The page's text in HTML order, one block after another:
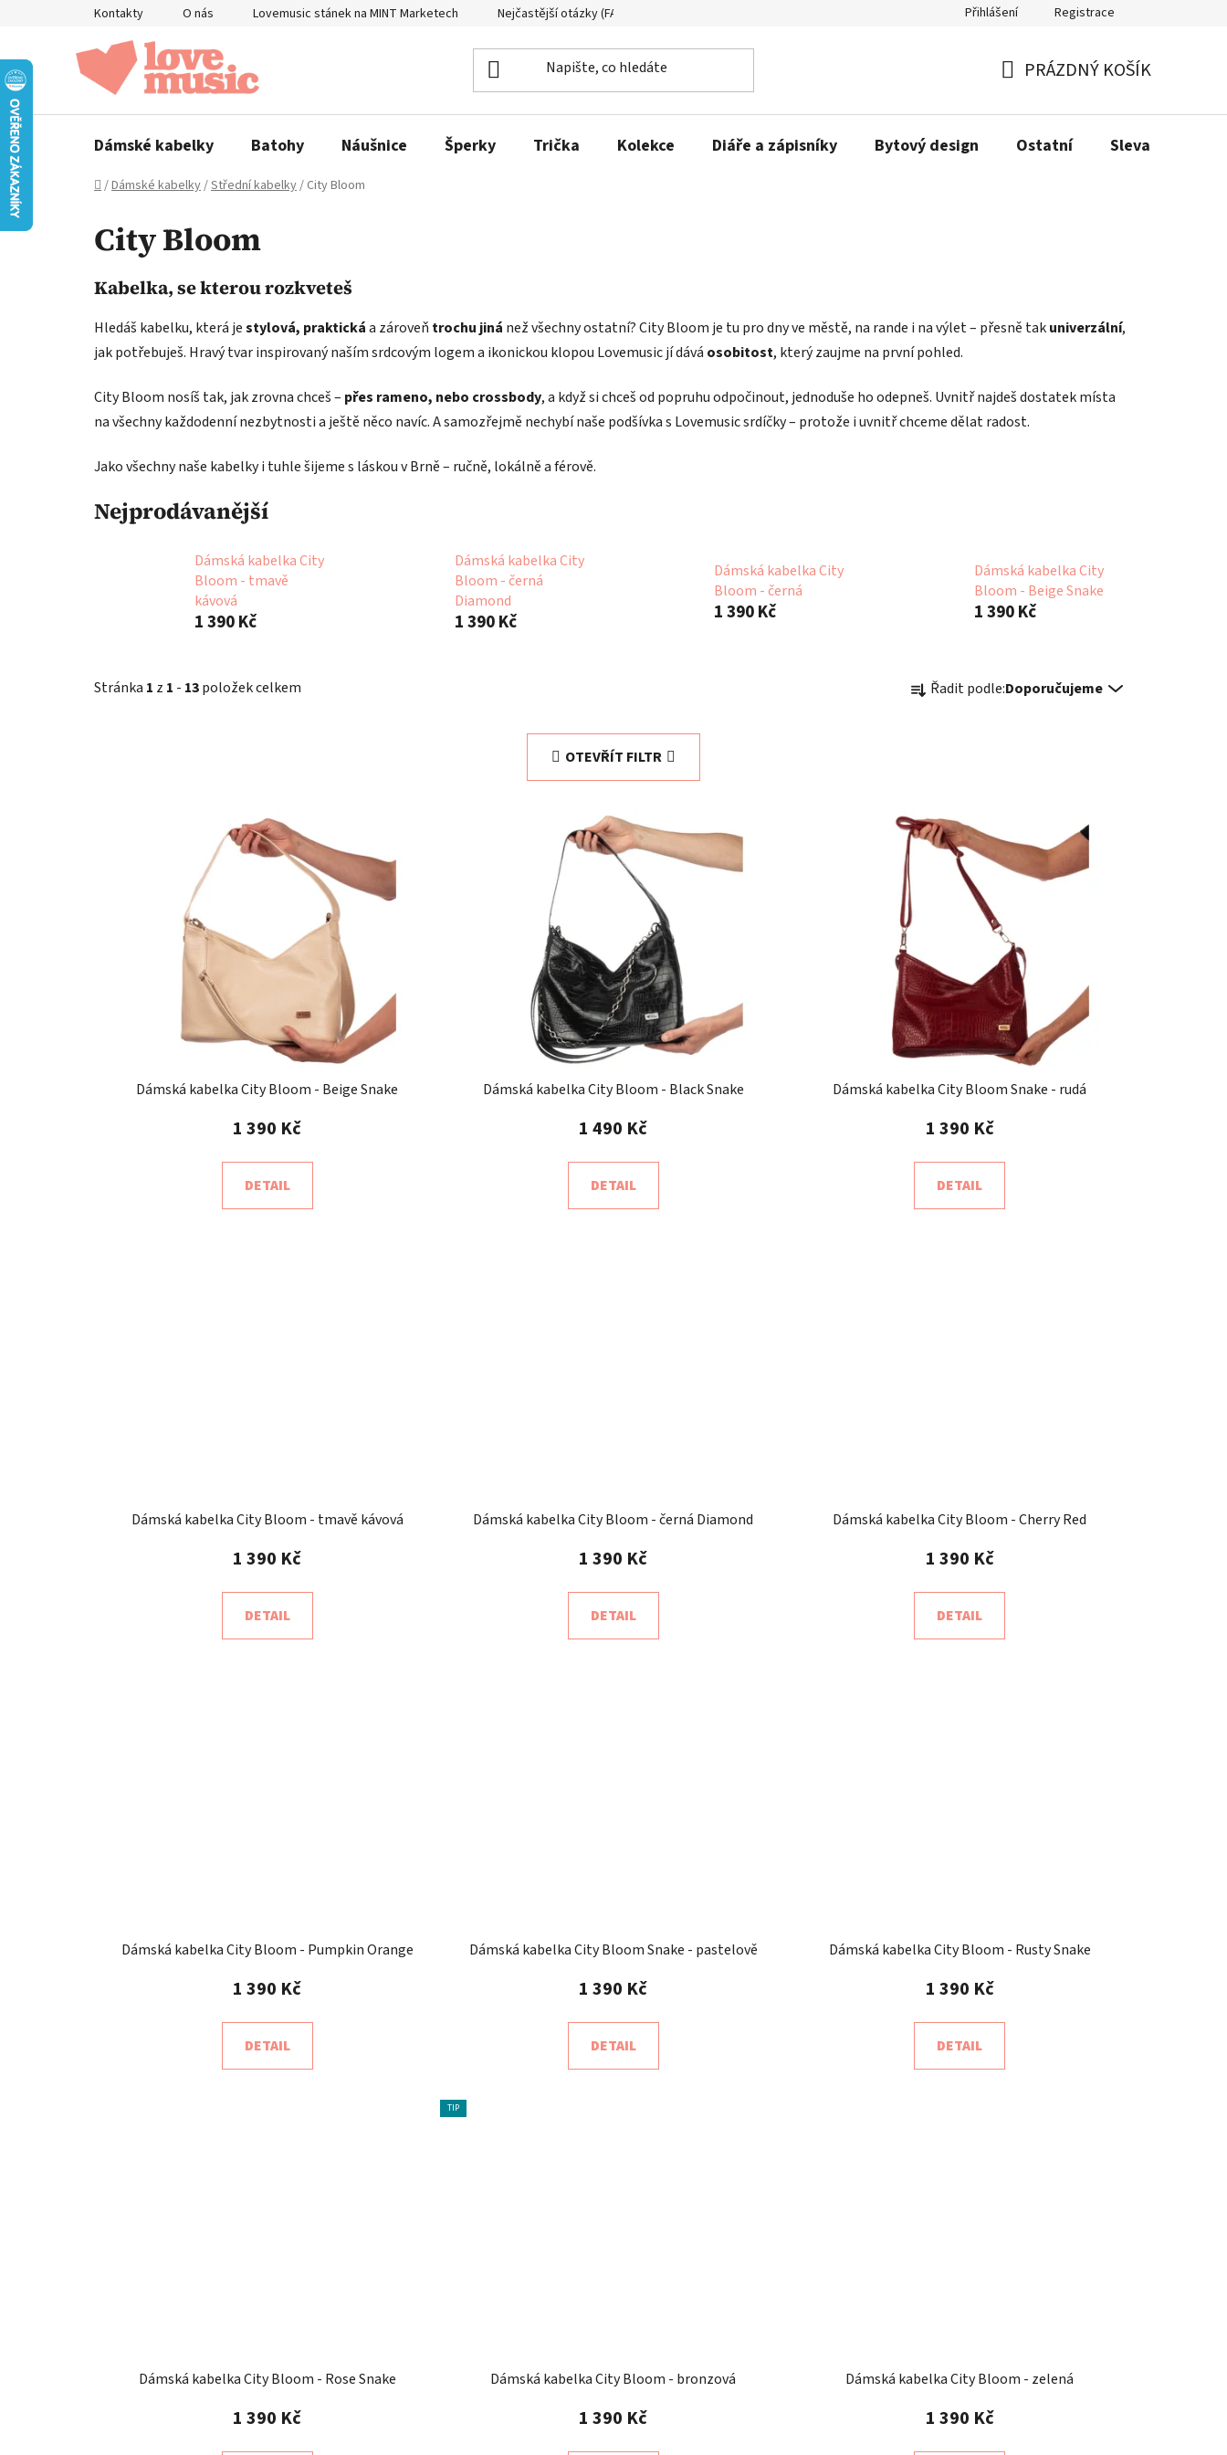
Kontakty O nás Lovemusic stánek na MINT Marketech Nejčastější otázky (FAQ) Podmínky ochrany osobních údajů
Přihlášení Registrace
KOŠÍK
PRÁZDNÝ KOŠÍK
Dámské kabelky Batohy Náušnice Šperky Trička Kolekce Diáře a zápisníky Bytový design Ostatní Sleva
Domů
/Dámské kabelky/Střední kabelky/ City Bloom
City Bloom
Kabelka, se kterou rozkveteš
Hledáš kabelku, která jestylová, praktickáa zároveň trochu jiná než všechny ostatní? City Bloom je tu pro dny ve městě, na rande i na výlet – přesně takuniverzální,
jak potřebuješ. Hravý tvar inspirovaný naším srdcovým logem a ikonickou klopou Lovemusic jí dává osobitost, který zaujme na první pohled.
City Bloom nosíš tak, jak zrovna chceš – přes rameno, nebo crossbody, a když si chceš od popruhu odpočinout, jednoduše ho odepneš. Uvnitř najdeš dostatek místa
na všechny každodenní nezbytnosti a ještě něco navíc. A samozřejmě nechybí naše podšívka s Lovemusic srdíčky – protože i uvnitř chceme dělat radost.
Jako všechny naše kabelky i tuhle šijeme s láskou v Brně – ručně, lokálně a férově.
Nejprodávanější
Dámská kabelka City
Bloom - tmavě
kávová
1 390 Kč
Dámská kabelka City
Bloom - černá
Diamond
1 390 Kč
Dámská kabelka City
Bloom - černá
1 390 Kč
Dámská kabelka City
Bloom - Beige Snake
1 390 Kč
Stránka 1 z 1 - 13položek celkem a
p
r
o
d
u
k
t
ů
Řadit podle:Doporučujeme
OTEVŘÍT FILTR
Dámská kabelka City Bloom - Beige Snake
1 390 Kč
DETAIL
Dámská kabelka City Bloom - Black Snake
1 490 Kč
DETAIL
Dámská kabelka City Bloom Snake - rudá
1 390 Kč
DETAIL
Dámská kabelka City Bloom - tmavě kávová
1 390 Kč
DETAIL
Dámská kabelka City Bloom - černá Diamond
1 390 Kč
DETAIL
Dámská kabelka City Bloom - Cherry Red
1 390 Kč
DETAIL
Dámská kabelka City Bloom - Pumpkin Orange
1 390 Kč
DETAIL
Dámská kabelka City Bloom Snake - pastelově
1 390 Kč
DETAIL
Dámská kabelka City Bloom - Rusty Snake
1 390 Kč
DETAIL
Dámská kabelka City Bloom - Rose Snake
1 390 Kč
TIP
Dámská kabelka City Bloom - bronzová
1 390 Kč
Dámská kabelka City Bloom - zelená
1 390 Kč